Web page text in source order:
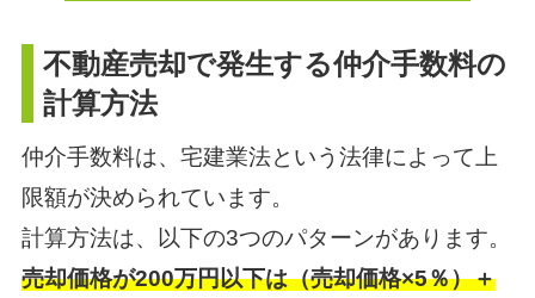
不動産売却で発生する仲介手数料の
計算方法
仲介手数料は、宅建業法という法律によって上
限額が決められています。
計算方法は、以下の3つのパターンがあります。
売却価格が200万円以下は（売却価格×5％）＋